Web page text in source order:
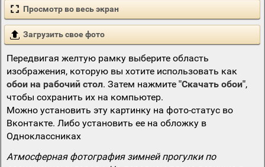
Просмотр во весь экран
Загрузить свое фото
Передвигая желтую рамку выберите область
изображения, которую вы хотите использовать как
обои на рабочий стол. Затем нажмите "Скачать обои",
чтобы сохранить их на компьютер.
Можно установить эту картинку на фото-статус во
Вконтакте. Либо установить ее на обложку в
Одноклассниках
Атмосферная фотография зимней прогулки по